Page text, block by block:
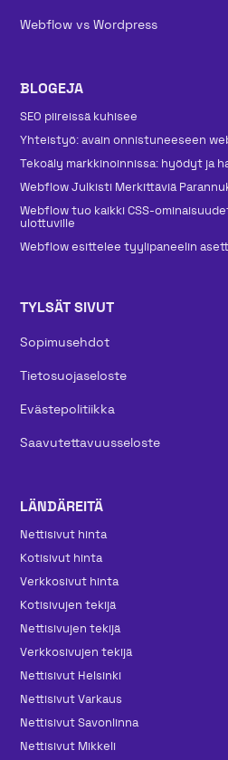
Webflow vs Wordpress
BLOGEJA
SEO piireissä kuhisee
Yhteistyö: avain onnistuneeseen
Tekoäly markkinoinnissa: hyödyt ja
Webflow Julkisti Merkittäviä
Webflow tuo kaikki CSS-
ulottuville
Webflow esittelee tyylipaneelin
TYLSÄT SIVUT
Sopimusehdot
Tietosuojaseloste
Evästepolitiikka
Saavutettavuusseloste
LÄNDÄREITÄ
Nettisivut hinta
Kotisivut hinta
Verkkosivut hinta
Kotisivujen tekijä
Nettisivujen tekijä
Verkkosivujen tekijä
Nettisivut Helsinki
Nettisivut Varkaus
Nettisivut Savonlinna
Nettisivut Mikkeli